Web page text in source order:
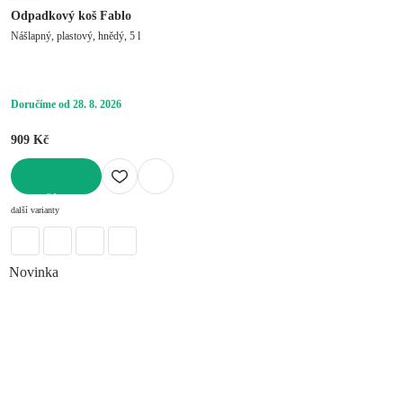
Odpadkový koš Fablo
Nášlapný, plastový, hnědý, 5 l
Doručíme od 28. 8. 2026
909 Kč
další varianty
Novinka